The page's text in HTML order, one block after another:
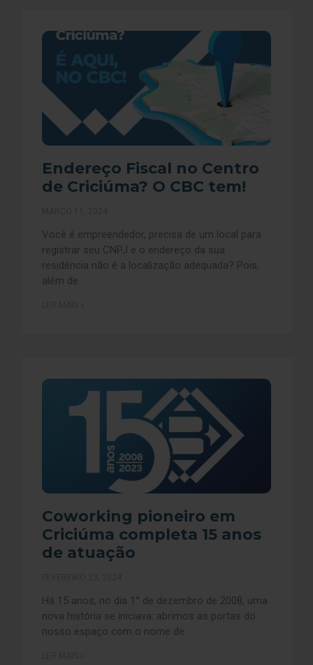
Endereço Fiscal no Centro
de Criciúma? O CBC tem!
Você é empreendedor, precisa de um local para
registrar seu CNPJ e o endereço da sua
residência não é a localização adequada? Pois,
além de
Coworking pioneiro em
Criciúma completa 15 anos
de atuação
Há 15 anos, no dia 1° de dezembro de 2008, uma
nova história se iniciava: abrimos as portas do
nosso espaço com o nome de